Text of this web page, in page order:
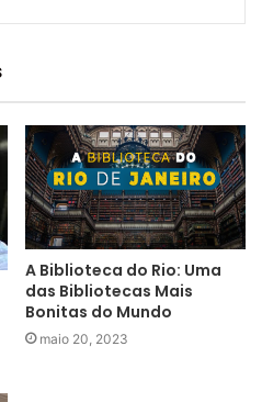
A Biblioteca do Rio: Uma
das Bibliotecas Mais
Bonitas do Mundo
maio 20, 2023